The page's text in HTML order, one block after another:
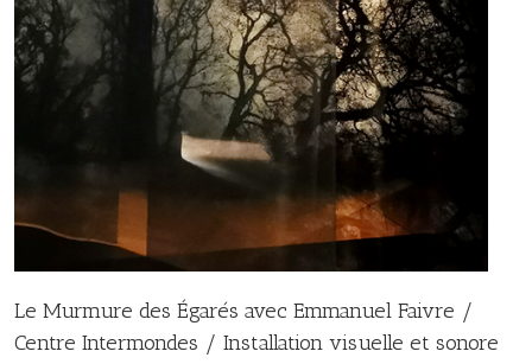
Le Murmure des Égarés avec Emmanuel Faivre /
Centre Intermondes / Installation visuelle et sonore